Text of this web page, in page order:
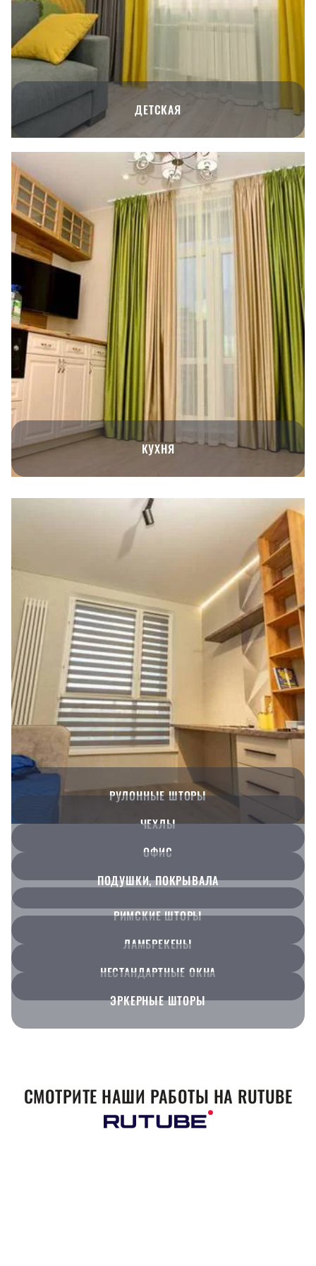
ДЕТСКАЯ
КУХНЯ
РУЛОННЫЕ ШТОРЫ
ЧЕХЛЫ
ОФИС
ПОДУШКИ, ПОКРЫВАЛА
РИМСКИЕ ШТОРЫ
ЛАМБРЕКЕНЫ
НЕСТАНДАРТНЫЕ ОКНА
ЭРКЕРНЫЕ ШТОРЫ
СМОТРИТЕ НАШИ РАБОТЫ НА RUTUBE